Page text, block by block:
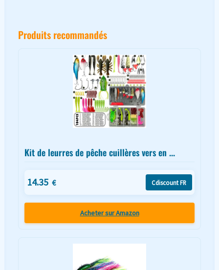
Produits recommandés
Kit de leurres de pêche cuillères vers en ...
14.35 € Cdiscount FR
Acheter sur Amazon